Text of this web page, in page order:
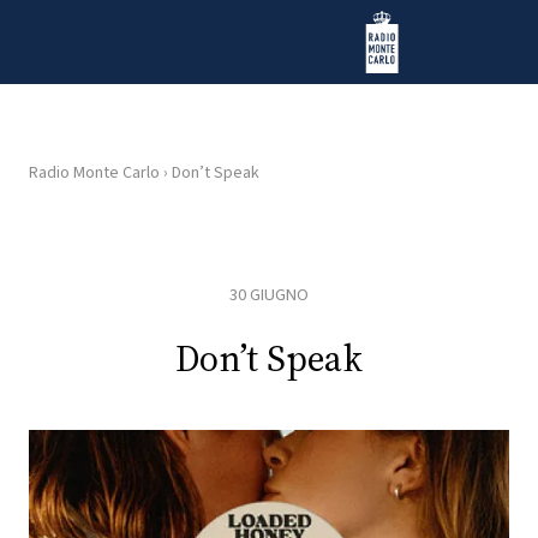
Radio Monte Carlo
PLAYLIST
NEWS
Radio Monte Carlo › Don’t Speak
30 GIUGNO
Don’t Speak